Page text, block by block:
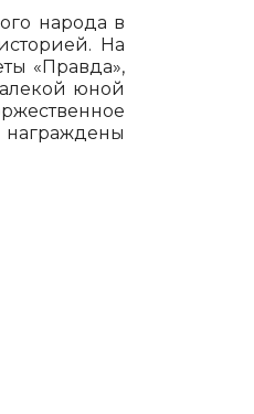
народа в
На
«Правда»,
юной